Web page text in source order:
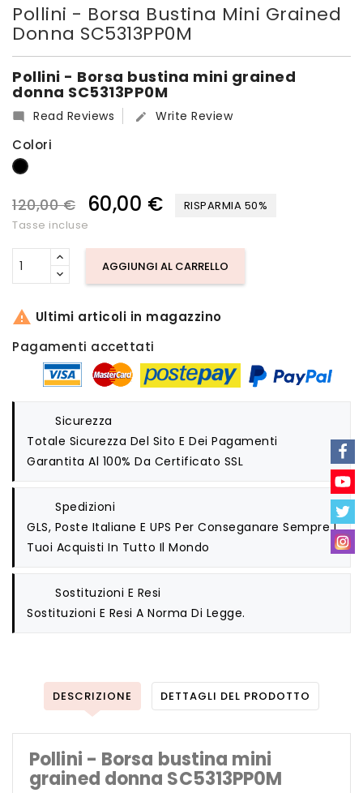
Pollini - Borsa Bustina Mini Grained
Donna SC5313PP0M
Pollini - Borsa bustina mini grained
donna SC5313PP0M
 Read Reviews  Write Review
Colori
Nero
120,00 € 60,00 €
RISPARMIA 50%
Tasse incluse
AGGIUNGI AL CARRELLO
 Ultimi articoli in magazzino
Pagamenti accettati
Sicurezza
Totale Sicurezza Del Sito E Dei Pagamenti
Garantita Al 100% Da Certificato SSL
Spedizioni
GLS, Poste Italiane E UPS Per Conseganare Sempre I
Tuoi Acquisti In Tutto Il Mondo
Sostituzioni E Resi
Sostituzioni E Resi A Norma Di Legge.
DESCRIZIONE DETTAGLI DEL PRODOTTO
Pollini - Borsa bustina mini
grained donna SC5313PP0M